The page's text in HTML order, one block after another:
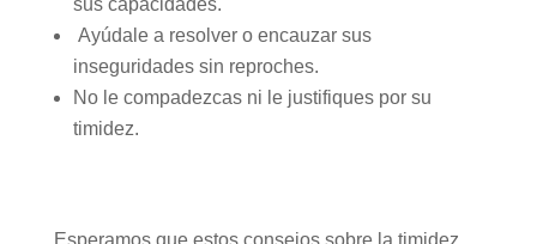
sus capacidades.
Ayúdale a resolver o encauzar sus
inseguridades sin reproches.
No le compadezcas ni le justifiques por su
timidez.
Esperamos que estos consejos sobre la timidez